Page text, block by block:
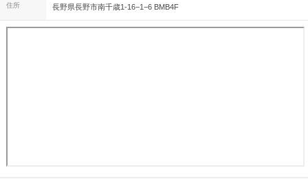
住所 長野県長野市南千歳1-16−1−6 BMB4F